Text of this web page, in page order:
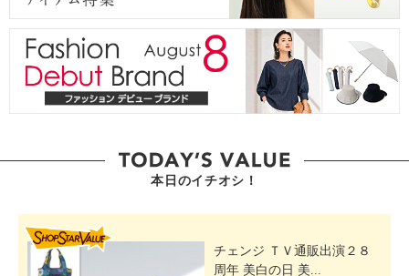
本日のイチオシ！
チェンジ ＴＶ通販出演２８
周年 美白の日 美...